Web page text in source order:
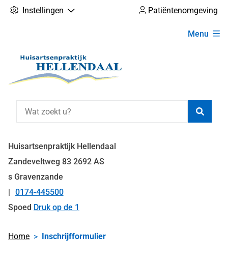
Instellingen Patiëntenomgeving
Menu
Huisartsenpraktijk Hellendaal
Zandeveltweg 83 2692 AS
s Gravenzande
Tel:
0174-445500
Spoed Druk op de 1
Home Inschrijfformulier